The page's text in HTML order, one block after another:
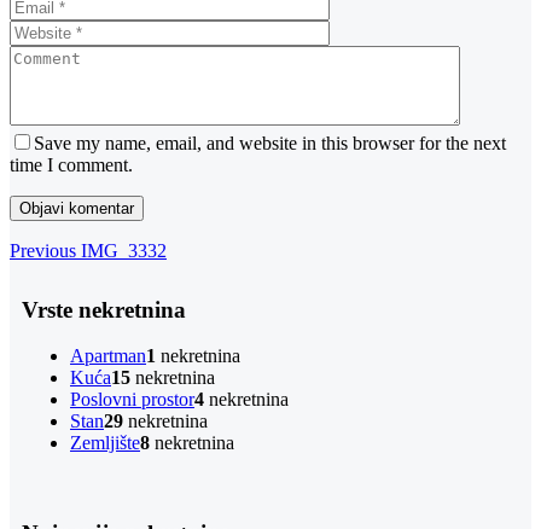
Save my name, email, and website in this browser for the next
time I comment.
Navigacija
Previous
Previous IMG_3332
Vrste nekretnina
Apartman1 nekretnina
Kuća15 nekretnina
Poslovni prostor4 nekretnina
Stan29 nekretnina
Zemljište8 nekretnina